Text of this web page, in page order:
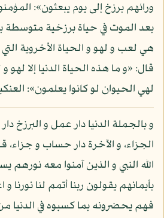
بعد الموت في حياة برزخية متوسطة
هي لعب و لهو و الحياة الأخروية
قال: «و ما هذه الحياة الدنيا إلا لهو
لهي الحيوان لو كانوا يعلمون»:
و بالجملة الدنيا دار عمل و البرزخ
الجزاء، و الآخرة دار حساب و جزاء،
الله النبي و الذين آمنوا معه نورهم
فهم يحضرونه بما كسبوه في الدنيا